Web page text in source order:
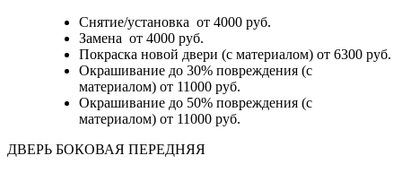
Снятие/установка от 4000 руб.
Замена от 4000 руб.
Покраска новой двери (с материалом) от 6300 руб.
Окрашивание до 30% повреждения (с
материалом) от 11000 руб.
Окрашивание до 50% повреждения (с
материалом) от 11000 руб.
ДВЕРЬ БОКОВАЯ ПЕРЕДНЯЯ